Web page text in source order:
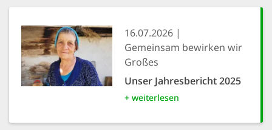
16.07.2026
Gemeinsam bewirken wir
Großes
Unser Jahresbericht 2025
+ weiterlesen